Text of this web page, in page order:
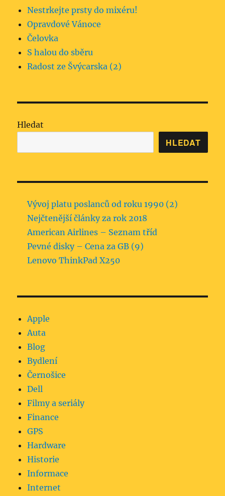
Nestrkejte prsty do mixéru!
Opravdové Vánoce
Čelovka
S halou do sběru
Radost ze Švýcarska (2)
Hledat
HLEDAT
Vývoj platu poslanců od roku 1990 (2)
Nejčtenější články za rok 2018
American Airlines – Seznam tříd
Pevné disky – Cena za GB (9)
Lenovo ThinkPad X250
Apple
Auta
Blog
Bydlení
Černošice
Dell
Filmy a seriály
Finance
GPS
Hardware
Historie
Informace
Internet